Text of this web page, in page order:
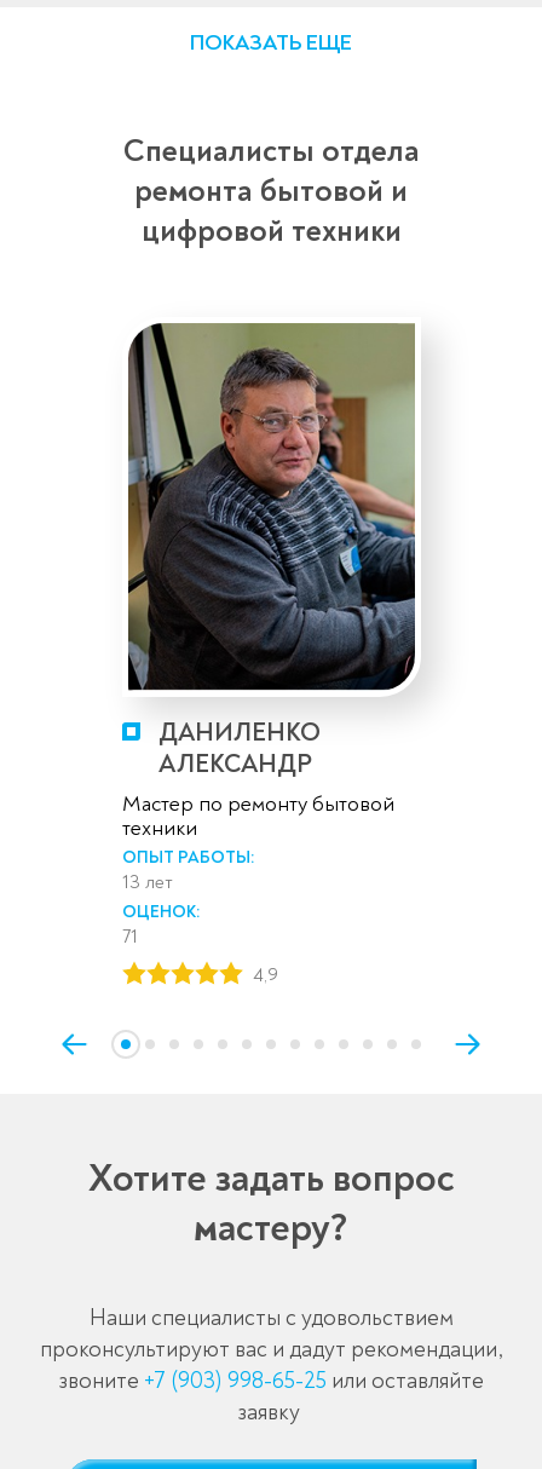
ПОКАЗАТЬ ЕЩЕ
Специалисты отдела
ремонта бытовой и
цифровой техники
ДАНИЛЕНКО
АЛЕКСАНДР
Мастер по ремонту бытовой
техники
ОПЫТ РАБОТЫ:
13 лет
ОЦЕНОК:
71
4,9
Хотите задать вопрос
мастеру?
Наши специалисты с удовольствием
проконсультируют вас и дадут рекомендации,
звоните +7 (903) 998-65-25 или оставляйте
заявку